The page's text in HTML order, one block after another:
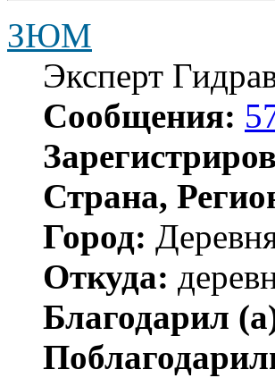
ЗЮМ
Эксперт
Сообщения:
Страна,
Город:
Откуда:
Благодарил